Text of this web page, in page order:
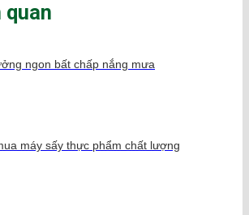
quan
ngon bất chấp nắng mưa
máy sấy thực phẩm chất lượng